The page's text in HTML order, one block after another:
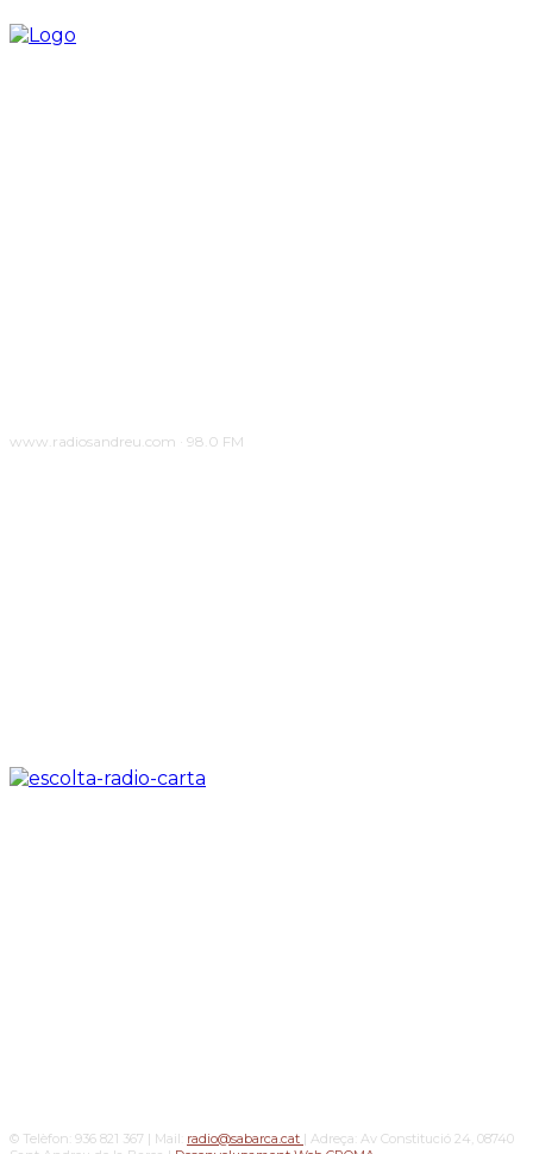
www.radiosandreu.com · 98.0 FM
© Telèfon: 936 821 367 | Mail: radio@sabarca.cat | Adreça: Av Constitució 24, 08740